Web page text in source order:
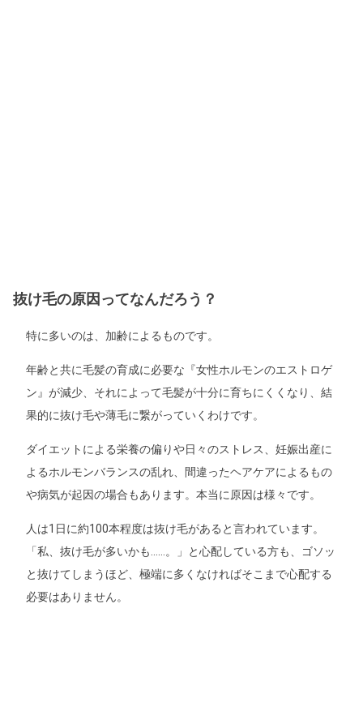
抜け毛の原因ってなんだろう？
特に多いのは、加齢によるものです。
年齢と共に毛髪の育成に必要な『女性ホルモンのエストロゲ
ン』が減少、それによって毛髪が十分に育ちにくくなり、結
果的に抜け毛や薄毛に繋がっていくわけです。
ダイエットによる栄養の偏りや日々のストレス、妊娠出産に
よるホルモンバランスの乱れ、間違ったヘアケアによるもの
や病気が起因の場合もあります。本当に原因は様々です。
人は1日に約100本程度は抜け毛があると言われています。
「私、抜け毛が多いかも……。」と心配している方も、ゴソッ
と抜けてしまうほど、極端に多くなければそこまで心配する
必要はありません。